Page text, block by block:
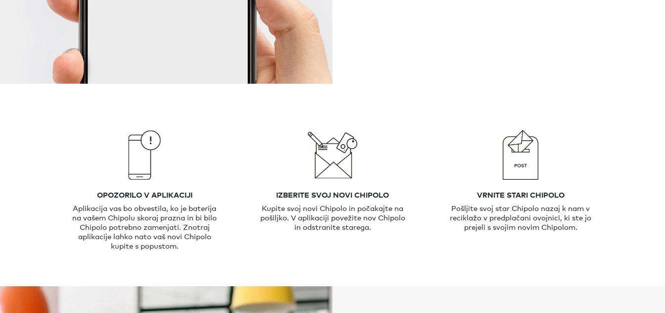
OPOZORILO V APLIKACIJI
Aplikacija vas bo obvestila, ko je baterija
na vašem Chipolu skoraj prazna in bi bilo
Chipolo potrebno zamenjati. Znotraj
aplikacije lahko nato vaš novi Chipolo
kupite s popustom.
IZBERITE SVOJ NOVI CHIPOLO
Kupite svoj novi Chipolo in počakajte na
pošiljko. V aplikaciji povežite nov Chipolo
in odstranite starega.
VRNITE STARI CHIPOLO
Pošljite svoj star Chipolo nazaj k nam v
reciklažo v predplačani ovojnici, ki ste jo
prejeli s svojim novim Chipolom.